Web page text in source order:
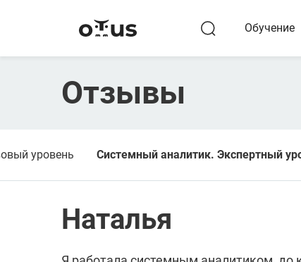
Обучение
Отзывы
уровень Системный аналитик. Экспертный
Наталья